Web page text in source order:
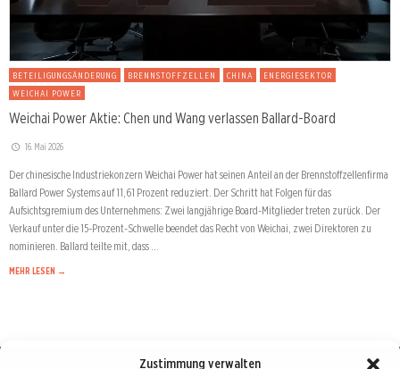
Zustimmung verwalten
BETEILIGUNGSÄNDERUNG BRENNSTOFFZELLEN CHINA
ENERGIESEKTOR
WEICHAI POWER
Weichai Power Aktie: Chen und Wang verlassen Ballard-Board
16. Mai 2026
Der chinesische Industriekonzern Weichai Power hat seinen Anteil an der Brennstoffzellenfirma
Ballard Power Systems auf 11,61 Prozent reduziert. Der Schritt hat Folgen für das
Aufsichtsgremium des Unternehmens: Zwei langjährige Board-Mitglieder treten zurück. Der
Verkauf unter die 15-Prozent-Schwelle beendet das Recht von Weichai, zwei Direktoren zu
nominieren. Ballard teilte mit, dass …
MEHR LESEN →